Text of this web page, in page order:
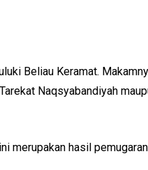
Beliau Keramat.
Naqsyabandiyah
merupakan hasil